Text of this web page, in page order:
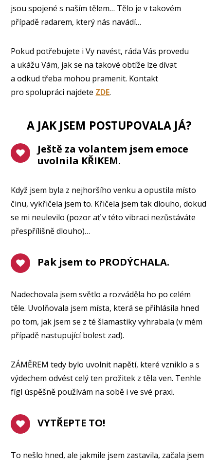
jsou spojené s naším tělem… Tělo je v takovém
případě radarem, který nás navádí…
Pokud potřebujete i Vy navést, ráda Vás provedu
a ukážu Vám, jak se na takové obtíže lze dívat
a odkud třeba mohou pramenit. Kontakt
pro spolupráci najdete ZDE.
A JAK JSEM POSTUPOVALA JÁ?
Ještě za volantem jsem emoce
uvolnila KŘIKEM.
Když jsem byla z nejhoršího venku a opustila místo
činu, vykřičela jsem to. Křičela jsem tak dlouho, dokud
se mi neulevilo (pozor ať v této vibraci nezůstáváte
přespřílišně dlouho)…
Pak jsem to PRODÝCHALA.
Nadechovala jsem světlo a rozváděla ho po celém
těle. Uvolňovala jsem místa, která se přihlásila hned
po tom, jak jsem se z té šlamastiky vyhrabala (v mém
případě nastupující bolest zad).
ZÁMĚREM tedy bylo uvolnit napětí, které vzniklo a s
výdechem odvést celý ten prožitek z těla ven. Tenhle
fígl úspěšně používám na sobě i ve své praxi.
VYTŘEPTE TO!
To nešlo hned, ale jakmile jsem zastavila, začala jsem